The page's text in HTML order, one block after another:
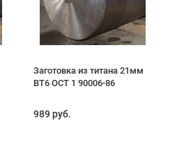
Заготовка из титана 21мм
ВТ6 ОСТ 1 90006-86
989 руб.